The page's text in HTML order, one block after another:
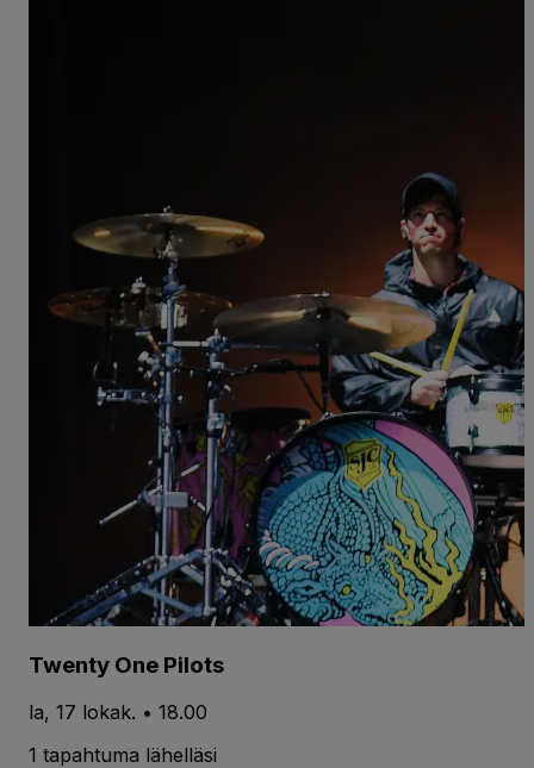
Twenty One Pilots
la, 17 lokak. • 18.00
1 tapahtuma lähelläsi